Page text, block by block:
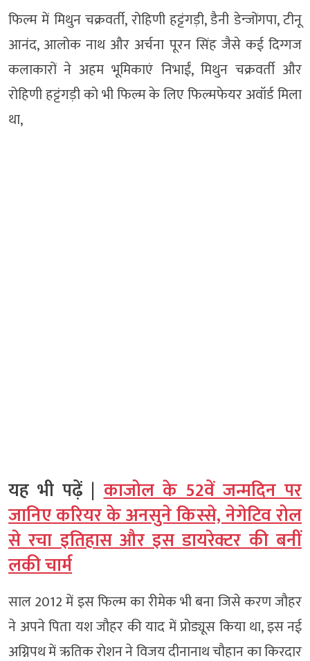
फिल्म में मिथुन चक्रवर्ती, रोहिणी हट्टंगड़ी, डैनी डेन्जोंगपा, टीनू
आनंद, आलोक नाथ और अर्चना पूरन सिंह जैसे कई दिग्गज
कलाकारों ने अहम भूमिकाएं निभाईं, मिथुन चक्रवर्ती और
रोहिणी हट्टंगड़ी को भी फिल्म के लिए फिल्मफेयर अवॉर्ड मिला
था,
यह भी पढ़ें |काजोल के 52वें जन्मदिन पर
जानिए करियर के अनसुने किस्से, नेगेटिव रोल
से रचा इतिहास और इस डायरेक्टर की बनीं
लकी चार्म
साल 2012 में इस फिल्म का रीमेक भी बना जिसे करण जौहर
ने अपने पिता यश जौहर की याद में प्रोड्यूस किया था, इस नई
अग्निपथ में ऋतिक रोशन ने विजय दीनानाथ चौहान का किरदार